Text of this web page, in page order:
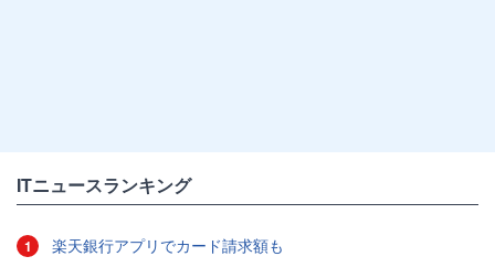
ITニュースランキング
1 楽天銀行アプリでカード請求額も